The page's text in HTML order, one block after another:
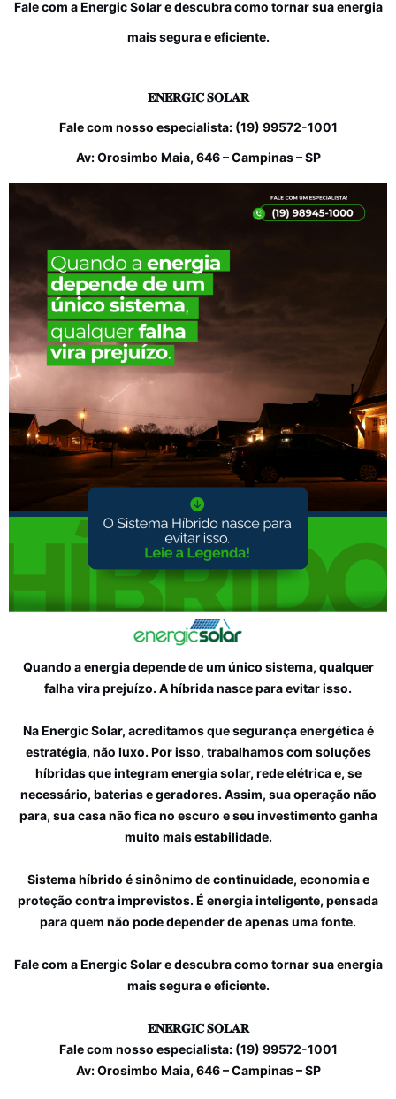
Fale com a Energic Solar e descubra como tornar sua energia
mais segura e eficiente.
𝐄𝐍𝐄𝐑𝐆𝐈𝐂 𝐒𝐎𝐋𝐀𝐑
Fale com nosso especialista: (19) 99572-1001
Av: Orosimbo Maia, 646 – Campinas – SP
Quando a energia depende de um único sistema, qualquer
falha vira prejuízo. A híbrida nasce para evitar isso.
Na Energic Solar, acreditamos que segurança energética é
estratégia, não luxo. Por isso, trabalhamos com soluções
híbridas que integram energia solar, rede elétrica e, se
necessário, baterias e geradores. Assim, sua operação não
para, sua casa não fica no escuro e seu investimento ganha
muito mais estabilidade.
Sistema híbrido é sinônimo de continuidade, economia e
proteção contra imprevistos. É energia inteligente, pensada
para quem não pode depender de apenas uma fonte.
Fale com a Energic Solar e descubra como tornar sua energia
mais segura e eficiente.
𝐄𝐍𝐄𝐑𝐆𝐈𝐂 𝐒𝐎𝐋𝐀𝐑
Fale com nosso especialista: (19) 99572-1001
Av: Orosimbo Maia, 646 – Campinas – SP